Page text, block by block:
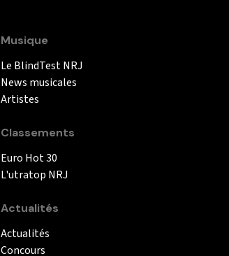
Musique
Le BlindTest NRJ
News musicales
Artistes
Classements
Euro Hot 30
L'utratop NRJ
Actualités
Actualités
Concours